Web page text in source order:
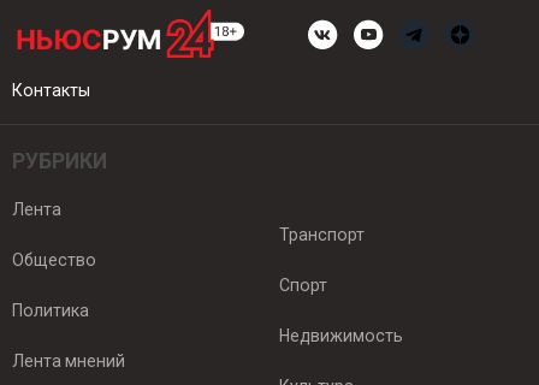
Контакты
РУБРИКИ
Лента
Общество
Политика
Лента мнений
Транспорт
Спорт
Недвижимость